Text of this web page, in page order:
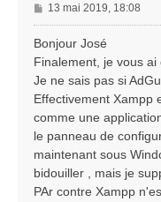
M
e
s
s
g
e
13 mai 2019, 18:08
Bonjour José
Finalement, je vous
Je ne sais pas si
Effectivement Xampp
comme une
le panneau de
maintenant sous
bidouiller , mais je
PAr contre Xampp